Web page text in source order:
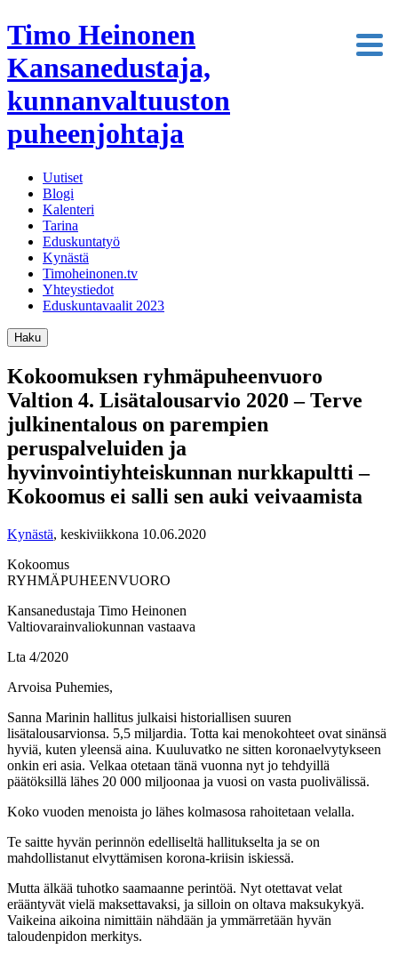
Timo Heinonen
Kansanedustaja,
kunnanvaltuuston
puheenjohtaja
Uutiset
Blogi
Kalenteri
Tarina
Eduskuntatyö
Kynästä
Timoheinonen.tv
Yhteystiedot
Eduskuntavaalit 2023
Haku
Kokoomuksen ryhmäpuheenvuoro
Valtion 4. Lisätalousarvio 2020 – Terve
julkinentalous on parempien
peruspalveluiden ja
hyvinvointiyhteiskunnan nurkkapultti –
Kokoomus ei salli sen auki veivaamista
Kynästä, keskiviikkona 10.06.2020
Kokoomus
RYHMÄPUHEENVUORO
Kansanedustaja Timo Heinonen
Valtiovarainvaliokunnan vastaava
Lta 4/2020
Arvoisa Puhemies,
Sanna Marinin hallitus julkaisi historiallisen suuren
lisätalousarvionsa. 5,5 miljardia. Totta kai menokohteet ovat sinänsä
hyviä, kuten yleensä aina. Kuuluvatko ne sitten koronaelvytykseen
onkin eri asia. Velkaa otetaan tänä vuonna nyt jo tehdyillä
päätöksillä lähes 20 000 miljoonaa ja vuosi on vasta puolivälissä.
Koko vuoden menoista jo lähes kolmasosa rahoitetaan velalla.
Te saitte hyvän perinnön edelliseltä hallitukselta ja se on
mahdollistanut elvyttämisen korona-kriisin iskiessä.
Mutta älkää tuhotko saamaanne perintöä. Nyt otettavat velat
erääntyvät vielä maksettavaksi, ja silloin on oltava maksukykyä.
Vaikeina aikoina nimittäin nähdään ja ymmärretään hyvän
taloudenpidon merkitys.